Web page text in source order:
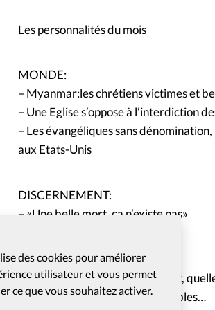
des cookies pour améliorer
utilisateur et vous permet
ce que vous souhaitez activer.
Les personnalités du mois
MONDE:
– Myanmar:les chrétiens victimes et
– Une Eglise s’oppose à l’interdiction
– Les évangéliques sans
aux Etats-Unis
DISCERNEMENT:
– «Une belle mort, ça n’existe pas»
DOSSIER: 2023: Oser le risque
– Oser quitter la zone de confort,
– 2023, l’année de tous les possibles…